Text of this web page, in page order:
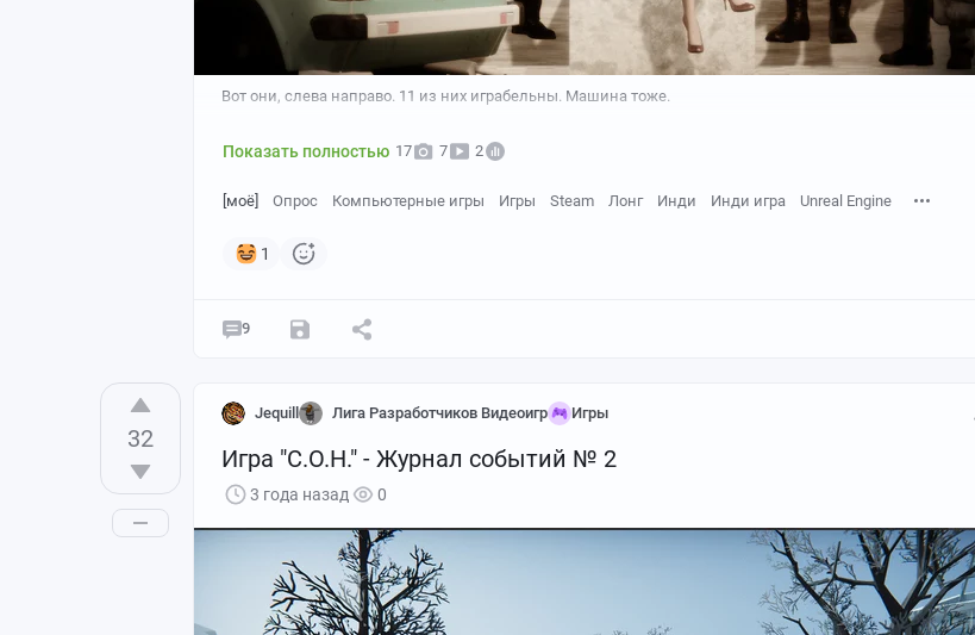
Вот они, слева направо. 11 из них играбельны. Машина тоже.
Показать полностью 17 7 2
[моё] Опрос Компьютерные игры Игры Steam Лонг Инди Инди игра Unreal Engine
1
9
32
Jequill Лига Разработчиков Видеоигр Игры
Игра "С.О.Н." - Журнал событий № 2
3 года назад 0